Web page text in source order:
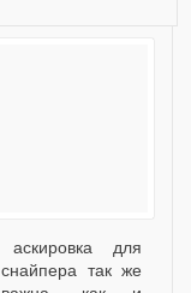
снайпера так же